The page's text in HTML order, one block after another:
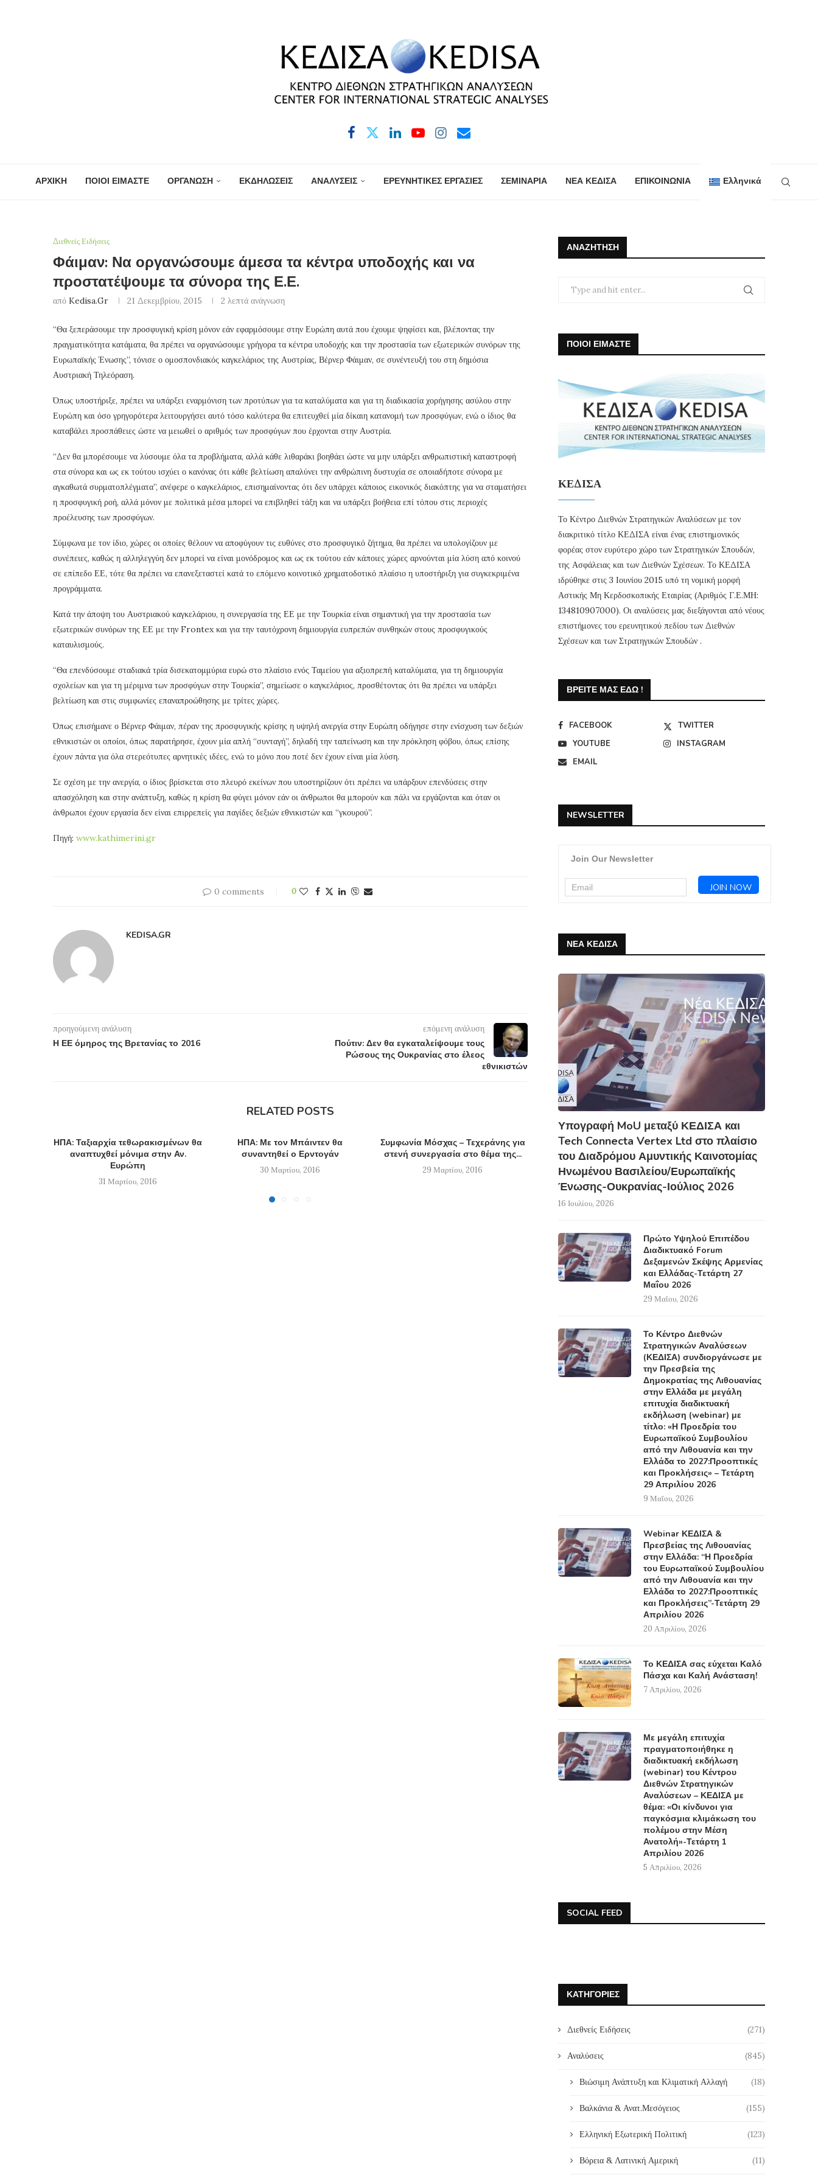
ΑΡΧΙΚΗ ΠΟΙΟΙ ΕΙΜΑΣΤΕ ΟΡΓΑΝΩΣΗ ΕΚΔΗΛΩΣΕΙΣ ΑΝΑΛΥΣΕΙΣ ΕΡΕΥΝΗΤΙΚΕΣ ΕΡΓΑΣΙΕΣ ΣΕΜΙΝΑΡΙΑ ΝΕΑ ΚΕΔΙΣΑ ΕΠΙΚΟΙΝΩΝΙΑ Ελληνικά
Διεθνείς Ειδήσεις
Φάιμαν: Να οργανώσουμε άμεσα τα κέντρα υποδοχής και να
προστατέψουμε τα σύνορα της Ε.Ε.
από Kedisa.gr 21 Δεκεμβρίου, 2015 2 λεπτά ανάγνωση
“Θα ξεπεράσουμε την προσφυγική κρίση μόνον εάν εφαρμόσουμε στην Ευρώπη αυτά που έχουμε ψηφίσει και, βλέποντας την
πραγματικότητα κατάματα, θα πρέπει να οργανώσουμε γρήγορα τα κέντρα υποδοχής και την προστασία των εξωτερικών συνόρων της
Ευρωπαϊκής Ένωσης”, τόνισε ο ομοσπονδιακός καγκελάριος της Αυστρίας, Βέρνερ Φάιμαν, σε συνέντευξή του στη δημόσια
Αυστριακή Τηλεόραση.
Όπως υποστήριξε, πρέπει να υπάρξει εναρμόνιση των προτύπων για τα καταλύματα και για τη διαδικασία χορήγησης ασύλου στην
Ευρώπη και όσο γρηγορότερα λειτουργήσει αυτό τόσο καλύτερα θα επιτευχθεί μία δίκαιη κατανομή των προσφύγων, ενώ ο ίδιος θα
καταβάλει προσπάθειες ώστε να μειωθεί ο αριθμός των προσφύγων που έρχονται στην Αυστρία.
“Δεν θα μπορέσουμε να λύσουμε όλα τα προβλήματα, αλλά κάθε λιθαράκι βοηθάει ώστε να μην υπάρξει ανθρωπιστική καταστροφή
στα σύνορα και ως εκ τούτου ισχύει ο κανόνας ότι κάθε βελτίωση απαλύνει την ανθρώπινη δυστυχία σε οποιαδήποτε σύνορα με
αγκαθωτά συρματοπλέγματα”, ανέφερε ο καγκελάριος, επισημαίνοντας ότι δεν υπάρχει κάποιος εικονικός διακόπτης για να σταματήσει
η προσφυγική ροή, αλλά μόνον με πολιτικά μέσα μπορεί να επιβληθεί τάξη και να υπάρξει βοήθεια επί τόπου στις περιοχές
προέλευσης των προσφύγων.
Σύμφωνα με τον ίδιο, χώρες οι οποίες θέλουν να αποφύγουν τις ευθύνες στο προσφυγικό ζήτημα, θα πρέπει να υπολογίζουν με
συνέπειες, καθώς η αλληλεγγύη δεν μπορεί να είναι μονόδρομος και ως εκ τούτου εάν κάποιες χώρες αρνούνται μία λύση από κοινού
σε επίπεδο ΕΕ, τότε θα πρέπει να επανεξεταστεί κατά το επόμενο κοινοτικό χρηματοδοτικό πλαίσιο η υποστήριξη για συγκεκριμένα
προγράμματα.
Κατά την άποψη του Αυστριακού καγκελάριου, η συνεργασία της ΕΕ με την Τουρκία είναι σημαντική για την προστασία των
εξωτερικών συνόρων της ΕΕ με την Frontex και για την ταυτόχρονη δημιουργία ευπρεπών συνθηκών στους προσφυγικούς
καταυλισμούς.
“Θα επενδύσουμε σταδιακά τρία δισεκατομμύρια ευρώ στο πλαίσιο ενός Ταμείου για αξιοπρεπή καταλύματα, για τη δημιουργία
σχολείων και για τη μέριμνα των προσφύγων στην Τουρκία”, σημείωσε ο καγκελάριος, προσθέτοντας ότι θα πρέπει να υπάρξει
βελτίωση και στις συμφωνίες επαναπροώθησης με τρίτες χώρες.
Όπως επισήμανε ο Βέρνερ Φάιμαν, πέραν της προσφυγικής κρίσης η υψηλή ανεργία στην Ευρώπη οδήγησε στην ενίσχυση των δεξιών
εθνικιστών οι οποίοι, όπως παρατήρησε, έχουν μία απλή “συνταγή”, δηλαδή την ταπείνωση και την πρόκληση φόβου, όπως επίσης
έχουν πάντα για όλα στερεότυπες αρνητικές ιδέες, ενώ το μόνο που ποτέ δεν έχουν είναι μία λύση.
Σε σχέση με την ανεργία, ο ίδιος βρίσκεται στο πλευρό εκείνων που υποστηρίζουν ότι πρέπει να υπάρξουν επενδύσεις στην
απασχόληση και στην ανάπτυξη, καθώς η κρίση θα φύγει μόνον εάν οι άνθρωποι θα μπορούν και πάλι να εργάζονται και όταν οι
άνθρωποι έχουν εργασία δεν είναι επιρρεπείς για παγίδες δεξιών εθνικιστών και “γκουρού”.
Πηγή: www.kathimerini.gr
0 comments 0
KEDISA.GR
προηγούμενη ανάλυση
Η ΕΕ όμηρος της Βρετανίας το 2016
επόμενη ανάλυση
Πούτιν: Δεν θα εγκαταλείψουμε τους
Ρώσους της Ουκρανίας στο έλεος
εθνικιστών
RELATED POSTS
ΗΠΑ: Ταξιαρχία τεθωρακισμένων θα
αναπτυχθεί μόνιμα στην Αν.
Ευρώπη
31 Μαρτίου, 2016
ΗΠΑ: Με τον Μπάιντεν θα
συναντηθεί ο Ερντογάν
30 Μαρτίου, 2016
Συμφωνία Μόσχας – Τεχεράνης για
στενή συνεργασία στο θέμα της...
29 Μαρτίου, 2016
Μακελειό στο Πακιστάν-
Τουλάχιστον 65 νεκροί από
επίθεση καμικάζι σε...
28 Μαρτίου, 2016
Κρίσιμη η βελτίωση
ανταλλαγής
ΑΝΑΖΉΤΗΣΗ
ΠΟΙΟΙ ΕΙΜΑΣΤΕ
ΚΕΔΙΣΑ
Το Κέντρο Διεθνών Στρατηγικών Αναλύσεων με τον
διακριτικό τίτλο ΚΕΔΙΣΑ είναι ένας επιστημονικός
φορέας στον ευρύτερο χώρο των Στρατηγικών Σπουδών,
της Ασφάλειας και των Διεθνών Σχέσεων. Το ΚΕΔΙΣΑ
ιδρύθηκε στις 3 Ιουνίου 2015 υπό τη νομική μορφή
Αστικής Μη Κερδοσκοπικής Εταιρίας (Αριθμός Γ.Ε.ΜΗ:
134810907000). Οι αναλύσεις μας διεξάγονται από νέους
επιστήμονες του ερευνητικού πεδίου των Διεθνών
Σχέσεων και των Στρατηγικών Σπουδών .
ΒΡΕΊΤΕ ΜΑΣ ΕΔΏ !
FACEBOOK
TWITTER
YOUTUBE
INSTAGRAM
EMAIL
NEWSLETTER
Join Our Newsletter
ΝΕΑ ΚΕΔΙΣΑ
Υπογραφή MoU μεταξύ ΚΕΔΙΣΑ και
Tech Connecta Vertex Ltd στο πλαίσιο
του Διαδρόμου Αμυντικής Καινοτομίας
Ηνωμένου Βασιλείου/Ευρωπαϊκής
Ένωσης-Ουκρανίας-Ιούλιος 2026
16 Ιουλίου, 2026
Πρώτο Υψηλού Επιπέδου
Διαδικτυακό Forum
Δεξαμενών Σκέψης Αρμενίας
και Ελλάδας-Τετάρτη 27
Μαΐου 2026
29 Μαΐου, 2026
Το Κέντρο Διεθνών
Στρατηγικών Αναλύσεων
(ΚΕΔΙΣΑ) συνδιοργάνωσε με
την Πρεσβεία της
Δημοκρατίας της Λιθουανίας
στην Ελλάδα με μεγάλη
επιτυχία διαδικτυακή
εκδήλωση (webinar) με
τίτλο: «Η Προεδρία του
Ευρωπαϊκού Συμβουλίου
από την Λιθουανία και την
Ελλάδα το 2027:Προοπτικές
και Προκλήσεις» – Τετάρτη
29 Απριλίου 2026
9 Μαΐου, 2026
Webinar ΚΕΔΙΣΑ &
Πρεσβείας της Λιθουανίας
στην Ελλάδα: “Η Προεδρία
του Ευρωπαϊκού Συμβουλίου
από την Λιθουανία και την
Ελλάδα το 2027:Προοπτικές
και Προκλήσεις”-Τετάρτη 29
Απριλίου 2026
20 Απριλίου, 2026
Το ΚΕΔΙΣΑ σας εύχεται Καλό
Πάσχα και Καλή Ανάσταση!
7 Απριλίου, 2026
Με μεγάλη επιτυχία
πραγματοποιήθηκε η
διαδικτυακή εκδήλωση
(webinar) του Κέντρου
Διεθνών Στρατηγικών
Αναλύσεων – ΚΕΔΙΣΑ με
θέμα: «Οι κίνδυνοι για
παγκόσμια κλιμάκωση του
πολέμου στην Μέση
Ανατολή»-Τετάρτη 1
Απριλίου 2026
5 Απριλίου, 2026
SOCIAL FEED
ΚΑΤΗΓΟΡΊΕΣ
Διεθνείς Ειδήσεις (271)
Αναλύσεις (845)
Βιώσιμη Ανάπτυξη και Κλιματική Αλλαγή (18)
Βαλκάνια & Ανατ.Μεσόγειος (155)
Ελληνική Εξωτερική Πολιτική (123)
Βόρεια & Λατινική Αμερική (11)